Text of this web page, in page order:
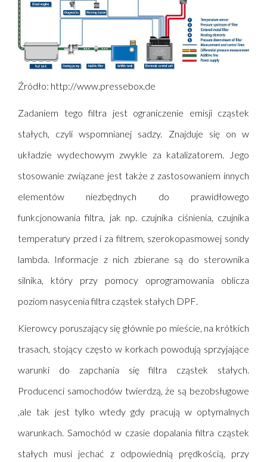
Źródło: http://www.pressebox.de
Zadaniem tego filtra jest ograniczenie emisji cząstek
stałych, czyli wspomnianej sadzy. Znajduje się on w
układzie wydechowym zwykle za katalizatorem. Jego
stosowanie związane jest także z zastosowaniem innych
elementów niezbędnych do prawidłowego
funkcjonowania filtra, jak np. czujnika ciśnienia, czujnika
temperatury przed i za filtrem, szerokopasmowej sondy
lambda. Informacje z nich zbierane są do sterownika
silnika, który przy pomocy oprogramowania oblicza
poziom nasycenia filtra cząstek stałych DPF.
Kierowcy poruszający się głównie po mieście, na krótkich
trasach, stojący często w korkach powodują sprzyjające
warunki do zapchania się filtra cząstek stałych.
Producenci samochodów twierdzą, że są bezobsługowe
,ale tak jest tylko wtedy gdy pracują w optymalnych
warunkach. Samochód w czasie dopalania filtra cząstek
stałych musi jechać z odpowiednią prędkością, przy